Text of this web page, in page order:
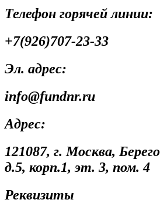
Телефон горячей линии:
+7(926)707-23-33
Эл. адрес:
info@fundnr.ru
Адрес:
121087, г. Москва,
д.5, корп.1, эт. 3, пом. 4
Реквизиты